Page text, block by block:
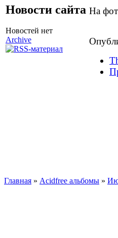
Новости сайта
Новостей нет
Archive
На
Главная » Acidfree альбомы »